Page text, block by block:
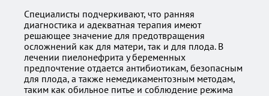
Специалисты подчеркивают, что ранняя
диагностика и адекватная терапия имеют
решающее значение для предотвращения
осложнений как для матери, так и для плода. В
лечении пиелонефрита у беременных
предпочтение отдается антибиотикам, безопасным
для плода, а также немедикаментозным методам,
таким как обильное питье и соблюдение режима